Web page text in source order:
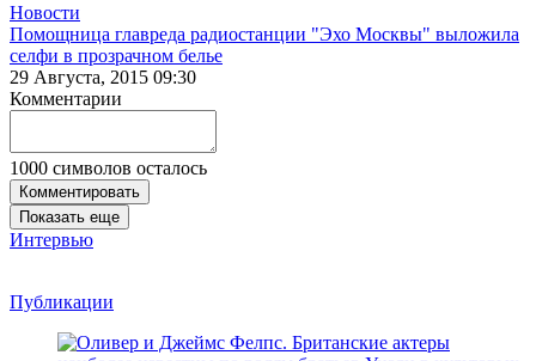
Новости
Помощница главреда радиостанции "Эхо Москвы" выложила
селфи в прозрачном белье
29 Августа, 2015 09:30
Комментарии
1000 символов осталось
Комментировать
Показать еще
Интервью
Публикации